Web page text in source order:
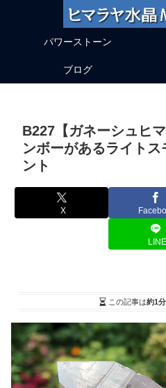
パワーストーン
ブログ
B227【ガネーシュヒ
ンボーがあるライト
ント
X
LINE
この記事は約1分